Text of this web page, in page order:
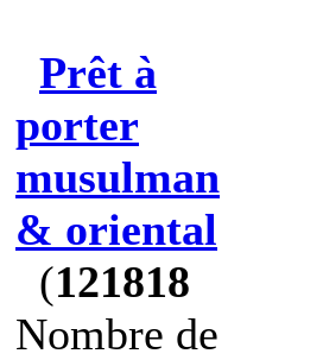
Prêt à
porter
musulman
& oriental
(121818
Nombre de